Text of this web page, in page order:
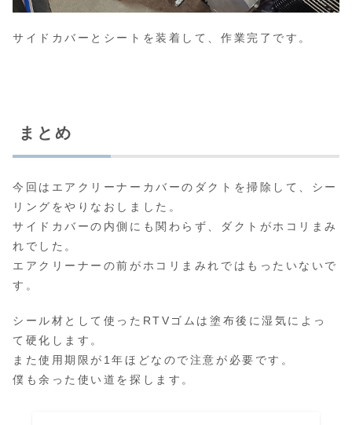
サイドカバーとシートを装着して、作業完了です。
まとめ
今回はエアクリーナーカバーのダクトを掃除して、シー
リングをやりなおしました。
サイドカバーの内側にも関わらず、ダクトがホコリまみ
れでした。
エアクリーナーの前がホコリまみれではもったいないで
す。
シール材として使ったRTVゴムは塗布後に湿気によっ
て硬化します。
また使用期限が1年ほどなので注意が必要です。
僕も余った使い道を探します。